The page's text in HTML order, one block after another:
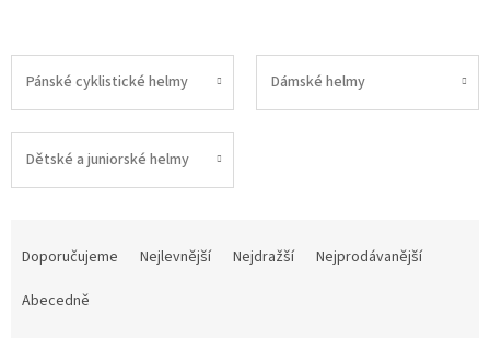
Pánské cyklistické helmy Dámské helmy
Dětské a juniorské helmy
Doporučujeme Nejlevnější Nejdražší
Nejprodávanější
Abecedně